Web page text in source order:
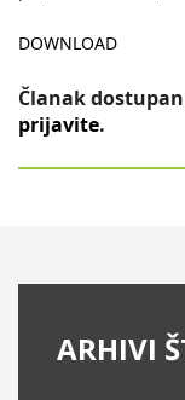
DOWNLOAD
Članak
prijavite.
ARHIVI